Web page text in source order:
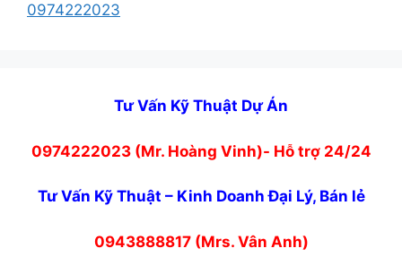
0974222023
Tư Vấn Kỹ Thuật Dự Án
0974222023 (Mr. Hoàng Vinh)- Hỗ trợ 24/24
Tư Vấn Kỹ Thuật – Kinh Doanh Đại Lý, Bán lẻ
0943888817 (Mrs. Vân Anh)